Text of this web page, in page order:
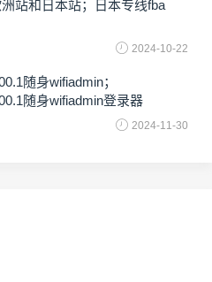
站和日本站；日本专线fba
2024-10-22
随身wifiadmin；
随身wifiadmin登录器
2024-11-30